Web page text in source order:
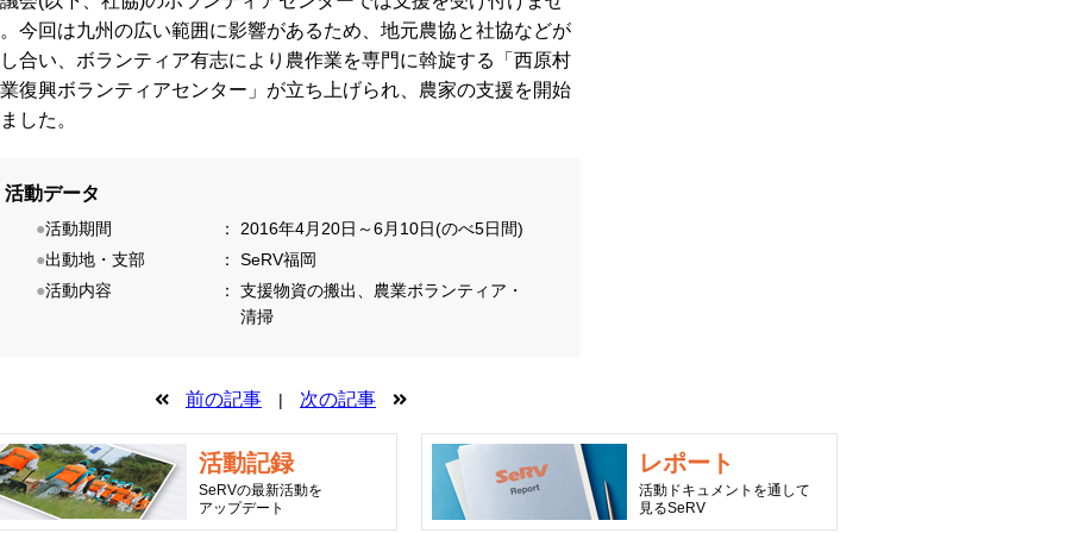
今回は九州の広い範囲に影響があるため、地元農協と社協などが
合い、ボランティア有志により農作業を専門に斡旋する「西原村
復興ボランティアセンター」が立ち上げられ、農家の支援を開始
した。
活動データ
●活動期間 ：
2016年4月20日～6月10日(のべ5日間)
●出動地・支部 ：
SeRV福岡
●活動内容 ：
支援物資の搬出、農業ボランティア・
清掃
前の記事 | 次の記事
活動記録
SeRVの最新活動を
アップデート
レポート
活動ドキュメントを通して
見るSeRV